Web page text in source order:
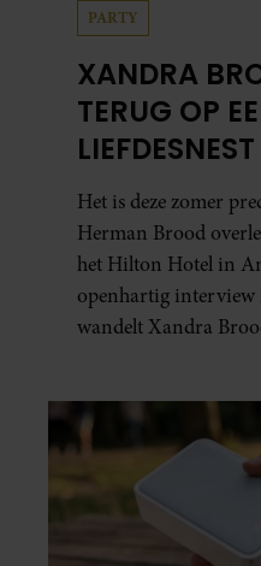
PARTY
XANDRA
TERUG OP
BROOD:
GEBOREN”
Het is deze zomer
Herman Brood
het Hilton Hotel in
openhartig interview
wandelt Xandra
Leidsedwarsstraat
herinneringen op.
samen en werd